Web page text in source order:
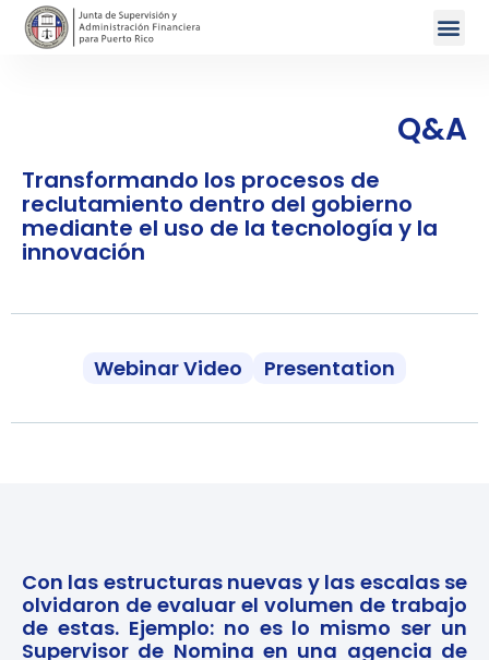
Q&A
Transformando los procesos de
reclutamiento dentro del gobierno
mediante el uso de la tecnología y la
innovación
Webinar Video Presentation
Con las estructuras nuevas y las escalas se
olvidaron de evaluar el volumen de trabajo
de estas. Ejemplo: no es lo mismo ser un
Supervisor de Nomina en una agencia de